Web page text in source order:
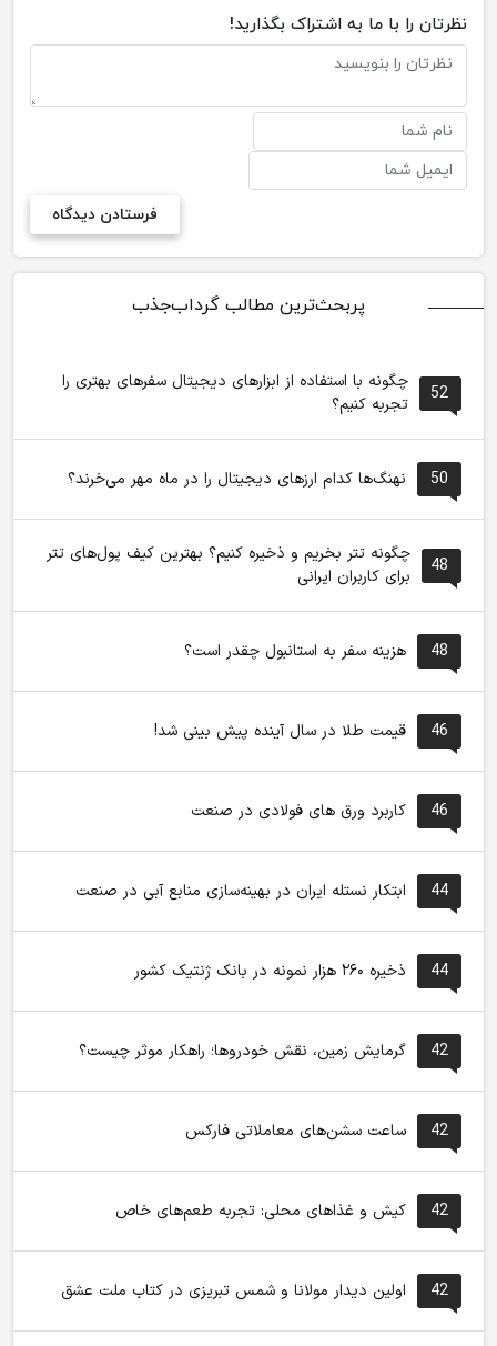
نظرتان را با ما به اشتراک بگذارید!
پربحث‌ترین مطالب گرداب‌جذب
52
چگونه با استفاده از ابزارهای دیجیتال سفرهای بهتری را
تجربه کنیم؟
50 نهنگ‌ها کدام ارزهای دیجیتال را در ماه مهر می‌خرند؟
48
چگونه تتر بخریم و ذخیره کنیم؟ بهترین کیف پول‌های تتر
برای کاربران ایرانی
48 هزینه سفر به استانبول چقدر است؟
46 قیمت طلا در سال آینده پیش بینی شد!
46 کاربرد ورق های فولادی در صنعت
44 ابتکار نستله ایران در بهینه‌سازی منابع آبی در صنعت
44 ذخیره ۲۶۰ هزار نمونه در بانک ژنتیک کشور
42 گرمایش زمین، نقش خودروها؛ راهکار موثر چیست؟
42 ساعت سشن‌های معاملاتی فارکس
42 کیش و غذاهای محلی: تجربه طعم‌های خاص
42 اولین دیدار مولانا و شمس تبریزی در کتاب ملت عشق